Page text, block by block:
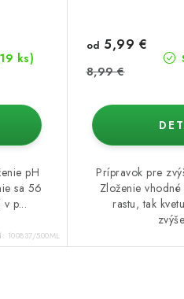
ks)
pH
sa 56
p...
100837/500ML
od 5,99 €
8,99 €
Prípravok pre
Zloženie
rastu, tak